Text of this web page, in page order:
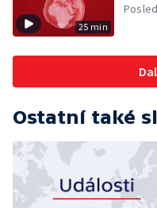
25 min
Ostatní také